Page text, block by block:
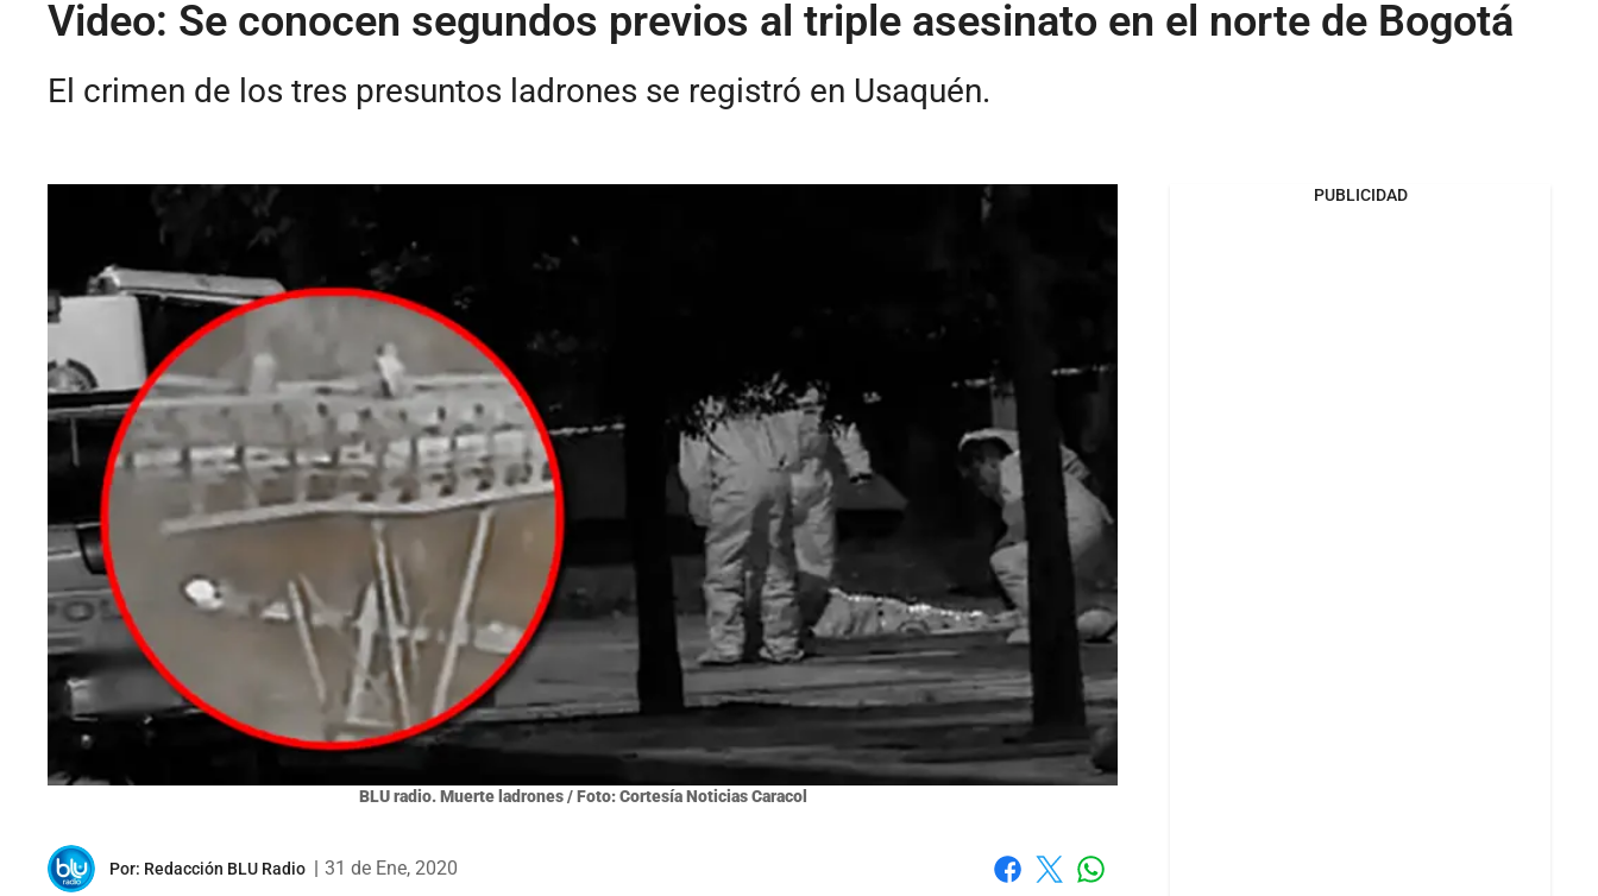
Video: Se conocen segundos previos al triple asesinato en el norte de Bogotá
El crimen de los tres presuntos ladrones se registró en Usaquén.
BLU radio. Muerte ladrones / Foto: Cortesía Noticias Caracol
Por: Redacción BLU Radio
31 de Ene, 2020
PUBLICIDAD